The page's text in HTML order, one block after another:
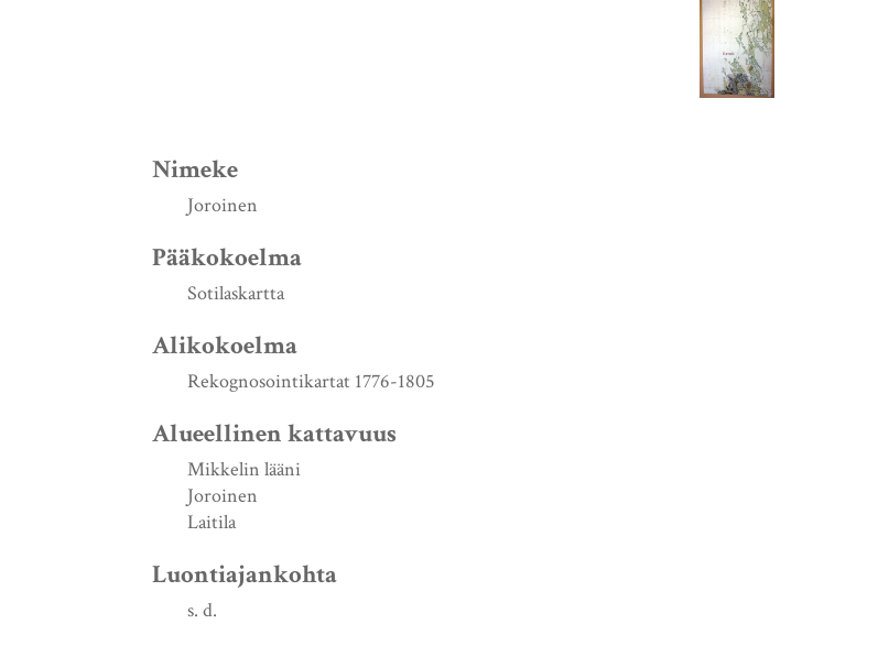
Nimeke
Joroinen
Pääkokoelma
Sotilaskartta
Alikokoelma
Rekognosointikartat 1776-1805
Alueellinen kattavuus
Mikkelin lääni
Joroinen
Laitila
Luontiajankohta
s. d.